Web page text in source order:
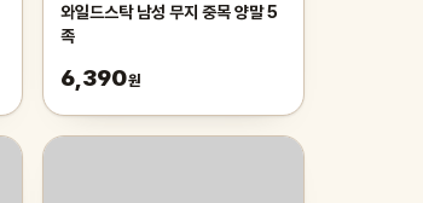
와일드스탁 남성 무지 중목 양말 5
족
6,390원